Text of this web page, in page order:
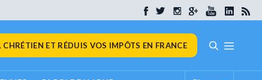
ET RÉDUIS VOS IMPÔTS EN FRANCE